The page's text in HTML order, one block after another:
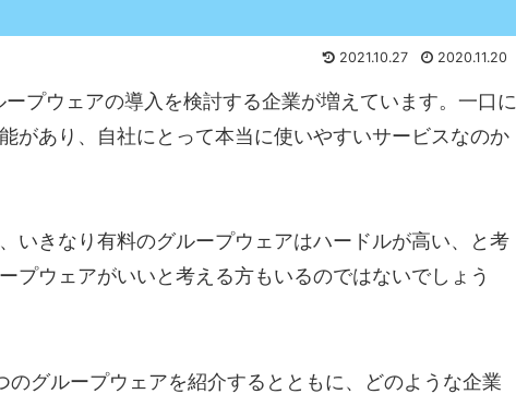
2021.10.27 2020.11.20
プウェアの導入を検討する企業が増えています。一口に
があり、自社にとって本当に使いやすいサービスなのか
いきなり有料のグループウェアはハードルが高い、と考
プウェアがいいと考える方もいるのではないでしょう
グループウェアを紹介するとともに、どのような企業